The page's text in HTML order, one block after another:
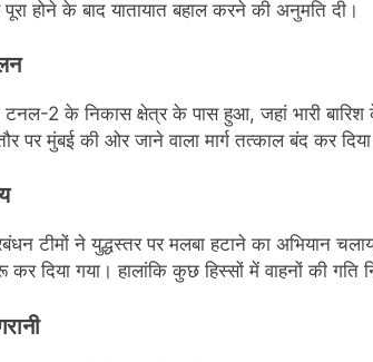
पूरा होने के बाद यातायात बहाल करने की अनुमति दी।
2 के निकास क्षेत्र के पास हुआ, जहां भारी बारिश
मुंबई की ओर जाने वाला मार्ग तत्काल बंद कर दिया
टीमों ने युद्धस्तर पर मलबा हटाने का अभियान
कर दिया गया। हालांकि कुछ हिस्सों में वाहनों की गति